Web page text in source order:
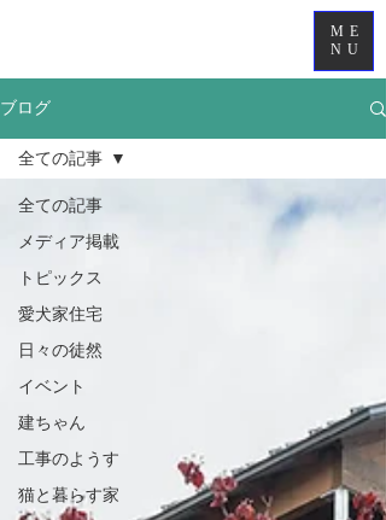
ME
NU
ブログ
全ての記事
メディア掲載
トピックス
愛犬家住宅
日々の徒然
イベント
建ちゃん
工事のようす
猫と暮らす家
全ての記事